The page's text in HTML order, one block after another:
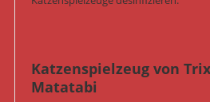
Katzenspielzeug von
Matatabi